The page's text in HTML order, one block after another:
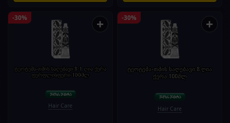
-30% +
ტეოტემა-თმის საღებავი 8.1 ღია ქერა
ფერფლისფერი 100მლ
Hair Care
-30% +
ტეოტემა-თმის საღებავი 8 ღია
ქერა.100მლ
Hair Care